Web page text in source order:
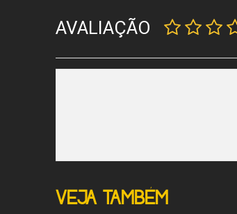
AVALIAÇÃO
VEJA TAMBÉM